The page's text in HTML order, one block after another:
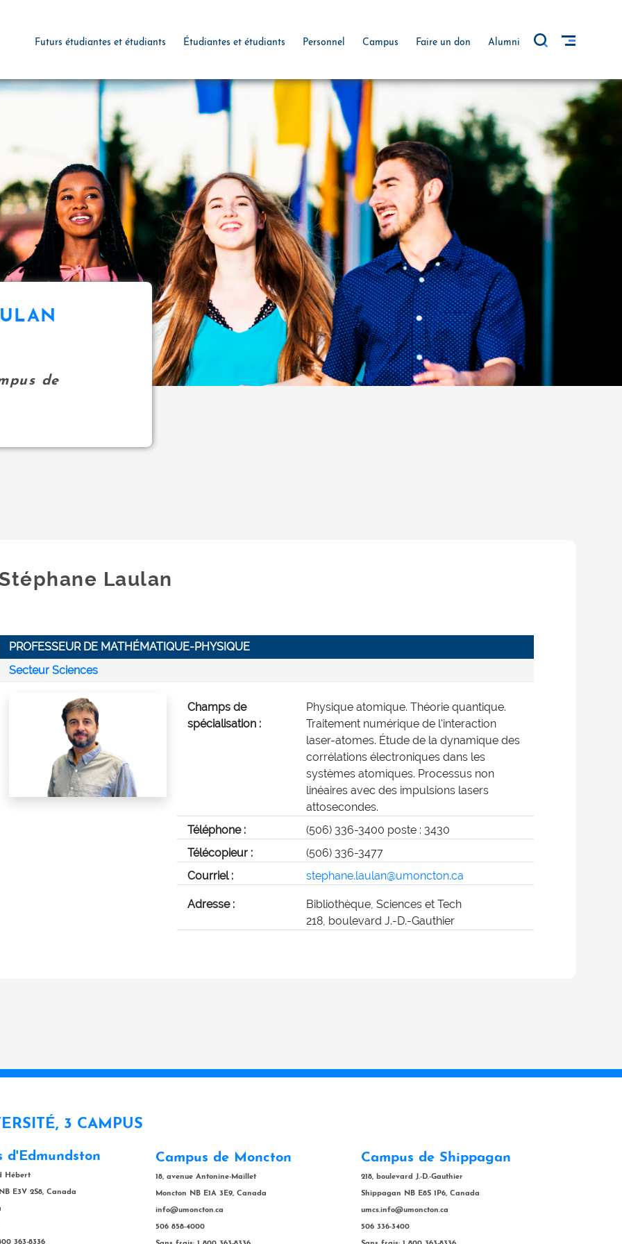
Futurs étudiantes et étudiants Étudiantes et étudiants Personnel Campus Faire un don Alumni
de
Laulan
PROFESSEUR DE MATHÉMATIQUE-PHYSIQUE
Secteur Sciences
Champs de
spécialisation :
Physique atomique. Théorie quantique.
Traitement numérique de l'interaction
laser-atomes. Étude de la dynamique des
corrélations électroniques dans les
systèmes atomiques. Processus non
linéaires avec des impulsions lasers
attosecondes.
Téléphone :
(506) 336-3400 poste : 3430
Télécopieur :
(506) 336-3477
Courriel :
stephane.laulan@umoncton.ca
Adresse :
Bibliothèque, Sciences et Tech
218, boulevard J.-D.-Gauthier
3 CAMPUS
d'Edmundston
Hébert
E3V 2S8, Canada
363-8336
Campus de Moncton
18, avenue Antonine-Maillet
Moncton NB E1A 3E9, Canada
info@umoncton.ca
506 858-4000
Campus de Shippagan
218, boulevard J.-D.-Gauthier
Shippagan NB E8S 1P6, Canada
umcs.info@umoncton.ca
506 336-3400